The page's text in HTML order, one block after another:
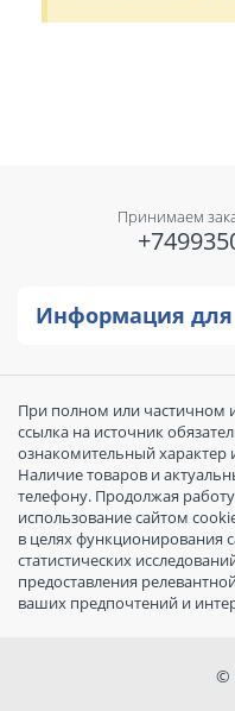
Принимаем
Информация для
При полном или частичном
ссылка на источник
ознакомительный характер
Наличие товаров и
телефону. Продолжая
использование сайтом
в целях функционирования
статистических
предоставления
ваших предпочтений и
©